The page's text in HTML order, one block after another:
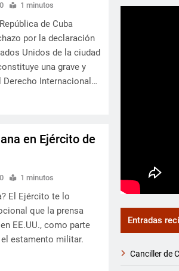
0 1 minutos
de Cuba
por la declaración
Unidos de la ciudad
una grave y
Derecho Internacional…
en Ejército de
0 1 minutos
El Ejército te lo
que la prensa
EE.UU., como parte
estamento militar.
Entradas
Canciller de